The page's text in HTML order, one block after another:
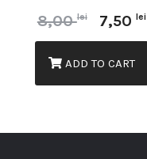
8,00lei 7,50 lei
ADD TO CART